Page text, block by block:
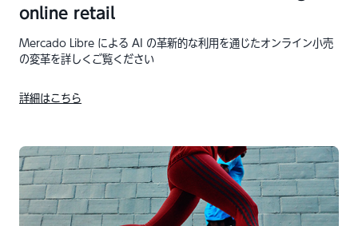
online retail
Mercado Libre による AI の革新的な利用を通じたオンライン小売
の変革を詳しくご覧ください
詳細はこちら